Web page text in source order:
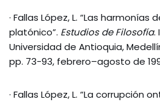
· Fallas López, L. “Las harmonías
platónico”. Estudios de Filosofía.
Universidad de Antioquia,
pp. 73-93, febrero–agosto de
· Fallas López, L. “La corrupción